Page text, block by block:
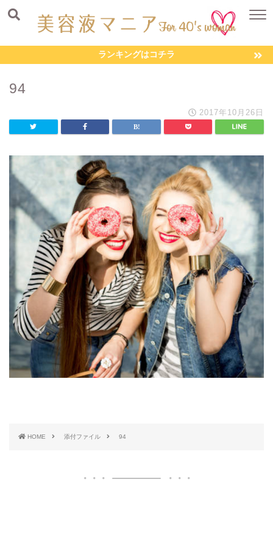
ランキングはコチラ
94
2017年10月26日
HOME 添付ファイル 94